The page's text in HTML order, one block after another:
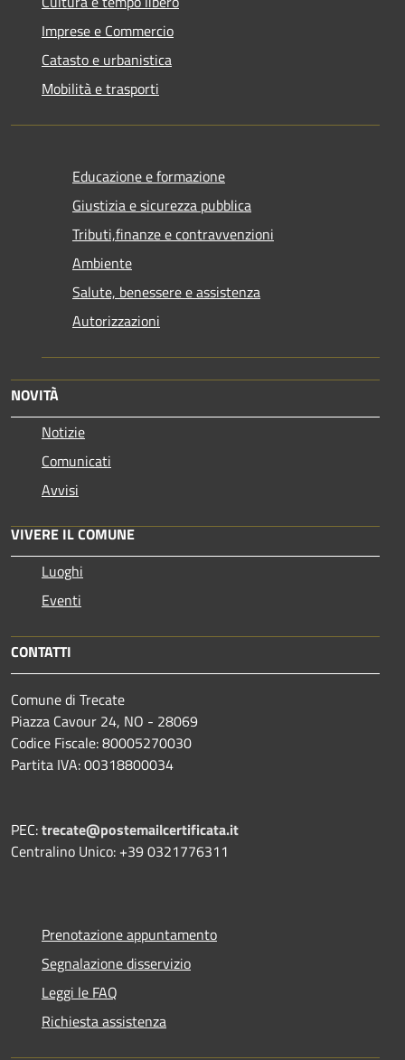
Imprese e Commercio
Catasto e urbanistica
Mobilità e trasporti
Educazione e formazione
Giustizia e sicurezza pubblica
Tributi,finanze e contravvenzioni
Ambiente
Salute, benessere e assistenza
Autorizzazioni
NOVITÀ
Notizie
Comunicati
Avvisi
VIVERE IL COMUNE
Luoghi
Eventi
CONTATTI
Comune di Trecate
Piazza Cavour 24, NO - 28069
Codice Fiscale: 80005270030
Partita IVA: 00318800034
PEC:trecate@postemailcertificata.it
Centralino Unico: +39 0321776311
Prenotazione appuntamento
Segnalazione disservizio
Leggi le FAQ
Richiesta assistenza